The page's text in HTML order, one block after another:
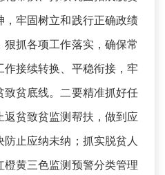
牢固树立和践行正确政绩
抓各项工作落实，确保常
接续转换、平稳衔接，牢
贫底线。二要精准抓好任
贫致贫监测帮扶，做到应
止应纳未纳；抓实脱贫人
黄三色监测预警分类管理